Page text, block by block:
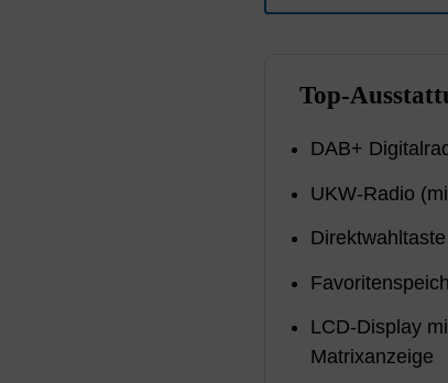
Top-
DAB+
UKW-Radio
LCD-Display
Matrixanzeige